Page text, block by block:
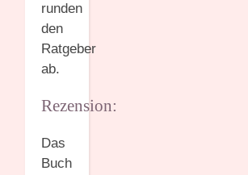
runden
den
Ratgeber
ab.
Rezension:
Das
Buch